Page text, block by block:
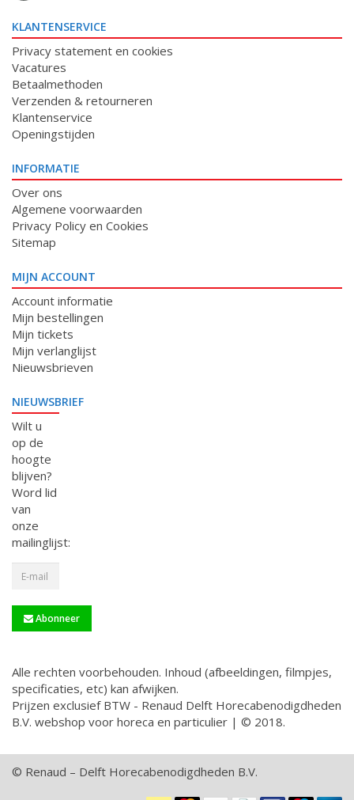
KLANTENSERVICE
Privacy statement en cookies
Vacatures
Betaalmethoden
Verzenden & retourneren
Klantenservice
Openingstijden
INFORMATIE
Over ons
Algemene voorwaarden
Privacy Policy en Cookies
Sitemap
MIJN ACCOUNT
Account informatie
Mijn bestellingen
Mijn tickets
Mijn verlanglijst
Nieuwsbrieven
NIEUWSBRIEF
Wilt u
op de
hoogte
blijven?
Word lid
van
onze
mailinglijst:
Abonneer
Alle rechten voorbehouden. Inhoud (afbeeldingen, filmpjes,
specificaties, etc) kan afwijken.
Prijzen exclusief BTW - Renaud Delft Horecabenodigdheden
B.V. webshop voor horeca en particulier | © 2018.
© Renaud – Delft Horecabenodigdheden B.V.